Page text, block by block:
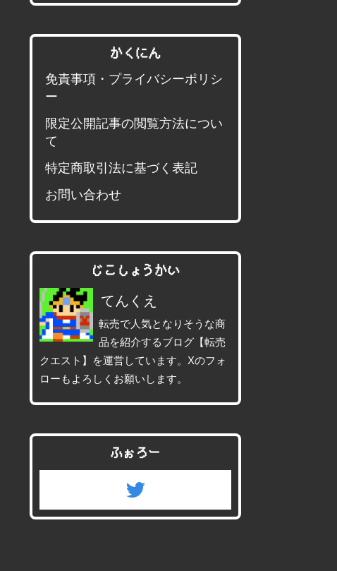
かくにん
免責事項・プライバシーポリシ
ー
限定公開記事の閲覧方法につい
て
特定商取引法に基づく表記
お問い合わせ
じこしょうかい
てんくえ
転売で人気となりそうな商
品を紹介するブログ【転売
クエスト】を運営しています。Xのフォ
ローもよろしくお願いします。
ふぉろー
twitter